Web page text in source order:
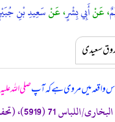
، عَنْأَبِي بِشْرٍ، عَنْسَعِيدِ بْنِ
سعیدی
واقعہ میں مروی ہے کہآپصلی اللہ
الأشراف: 5455)، وقد أخرجہ: مسند احمد (1/215، 287) (صحیح)»